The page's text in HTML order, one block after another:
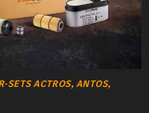
SETS ACTROS, ANTOS,